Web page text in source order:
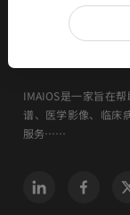
IMAIOS是一家旨在
谱、医学影像、临床
服务……